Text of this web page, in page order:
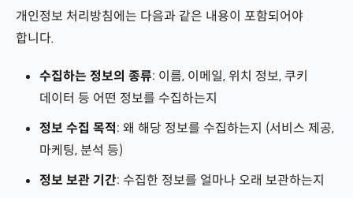
지도
개발 도구
VPN
개인정보 처리방침에는 다음과 같은 내용이 포함되어야
합니다.
수집하는 정보의 종류: 이름, 이메일, 위치 정보, 쿠키
데이터 등 어떤 정보를 수집하는지
정보 수집 목적: 왜 해당 정보를 수집하는지 (서비스 제공,
마케팅, 분석 등)
정보 보관 기간: 수집한 정보를 얼마나 오래 보관하는지